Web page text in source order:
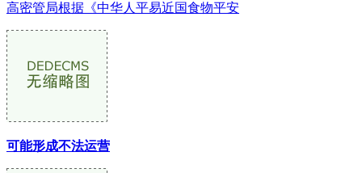
高密管局根据《中华人平易近国食物平安
可能形成不法运营